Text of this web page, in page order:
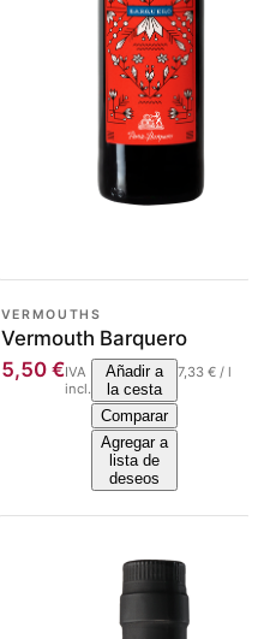
VERMOUTHS
Vermouth Barquero
5,50€IVA
incl.
7,33€/ l
Añadir a
la cesta
Comparar
Agregar a
lista de
deseos